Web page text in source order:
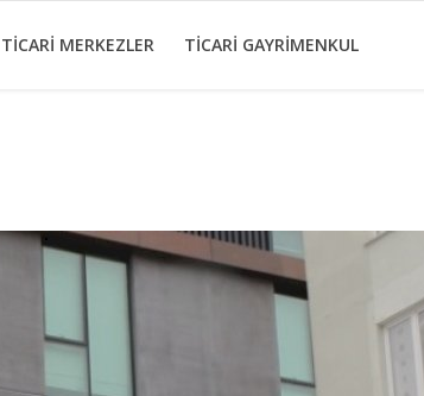
TICARI MERKEZLER TICARI GAYRIMENKUL